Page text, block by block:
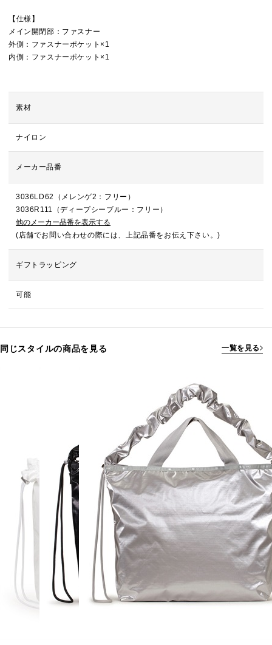
【仕様】
メイン開閉部：ファスナー
外側：ファスナーポケット×1
内側：ファスナーポケット×1
素材
ナイロン
メーカー品番
3036LD62（メレンゲ2：フリー）
3036R111（ディープシーブルー：フリー）
他のメーカー品番を表示する
(店舗でお問い合わせの際には、上記品番をお伝え下さい。)
ギフトラッピング
可能
同じスタイルの商品を見る 一覧を見る